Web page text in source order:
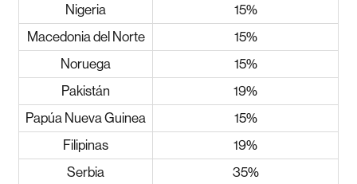
Nigeria
15%
Macedonia del Norte
15%
Noruega
15%
Pakistán
19%
Papúa Nueva Guinea
15%
Filipinas
19%
Serbia
35%